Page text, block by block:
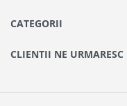
CATEGORII
CLIENTII NE URMARESC